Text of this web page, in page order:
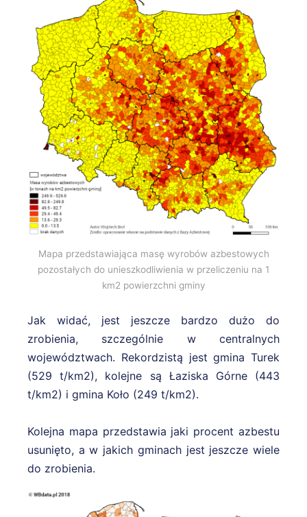
Mapa przedstawiająca masę wyrobów azbestowych
pozostałych do unieszkodliwienia w przeliczeniu na 1
km2 powierzchni gminy
Jak widać, jest jeszcze bardzo dużo do
zrobienia, szczególnie w centralnych
województwach. Rekordzistą jest gmina Turek
(529 t/km2), kolejne są Łaziska Górne (443
t/km2) i gmina Koło (249 t/km2).
Kolejna mapa przedstawia jaki procent azbestu
usunięto, a w jakich gminach jest jeszcze wiele
do zrobienia.